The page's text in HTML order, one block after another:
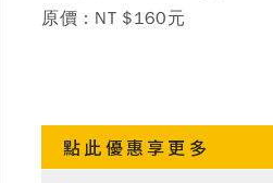
原價： NT $160元
點此優惠享更多